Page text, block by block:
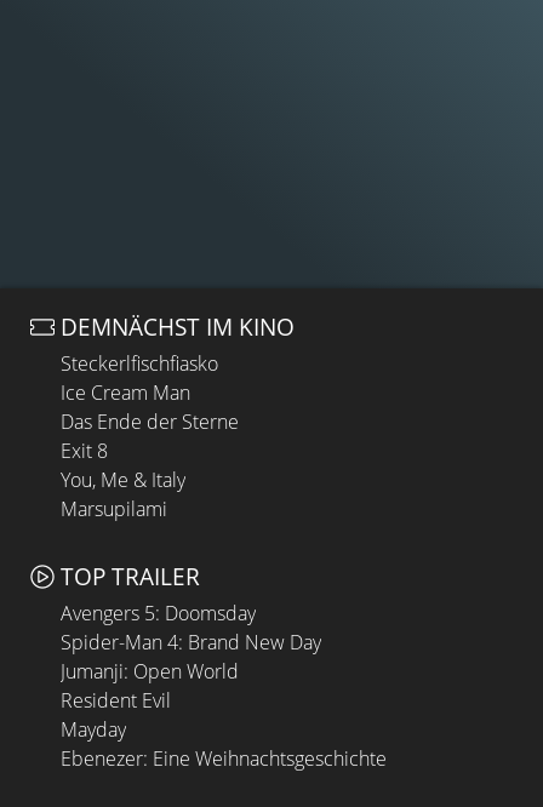
DEMNÄCHST IM KINO
Steckerlfischfiasko
Ice Cream Man
Das Ende der Sterne
Exit 8
You, Me & Italy
Marsupilami
TOP TRAILER
Avengers 5: Doomsday
Spider-Man 4: Brand New Day
Jumanji: Open World
Resident Evil
Mayday
Ebenezer: Eine Weihnachtsgeschichte